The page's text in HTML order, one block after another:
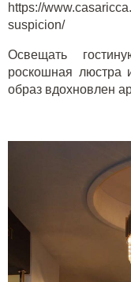
https://
suspicion/
Освещать
роскошная люстра
образ вдохновлен